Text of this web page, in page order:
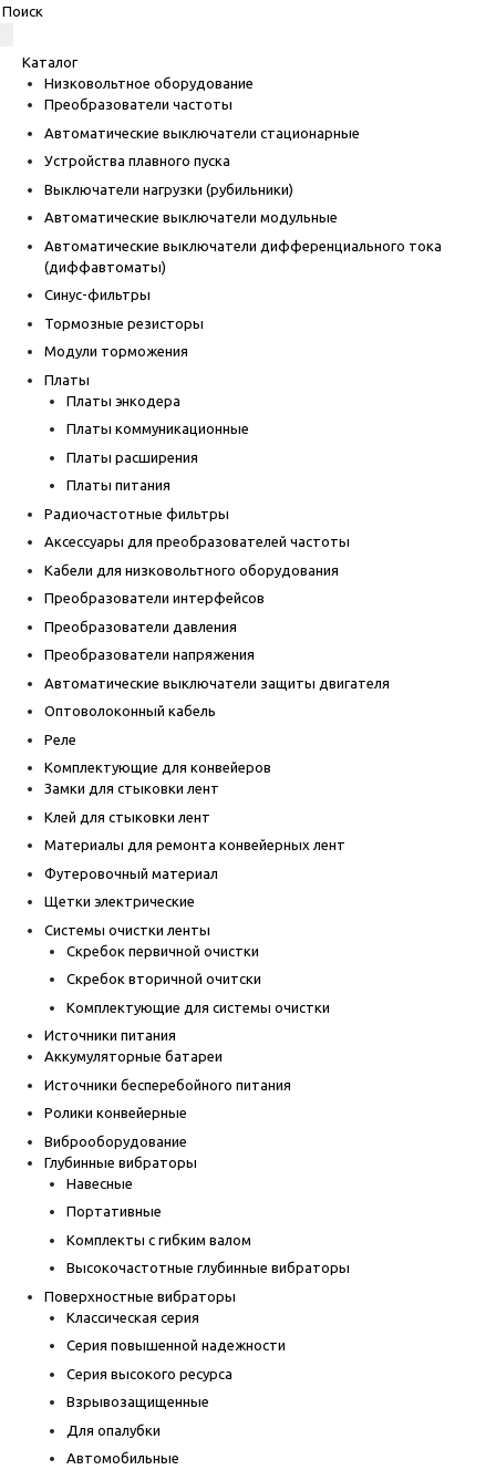
Каталог
Низковольтное оборудование
Преобразователи частоты
Автоматические выключатели стационарные
Устройства плавного пуска
Выключатели нагрузки (рубильники)
Автоматические выключатели модульные
Автоматические выключатели дифференциального тока
(диффавтоматы)
Синус-фильтры
Тормозные резисторы
Модули торможения
Платы
Платы энкодера
Платы коммуникационные
Платы расширения
Платы питания
Радиочастотные фильтры
Аксессуары для преобразователей частоты
Кабели для низковольтного оборудования
Преобразователи интерфейсов
Преобразователи давления
Преобразователи напряжения
Автоматические выключатели защиты двигателя
Оптоволоконный кабель
Реле
Комплектующие для конвейеров
Замки для стыковки лент
Клей для стыковки лент
Материалы для ремонта конвейерных лент
Футеровочный материал
Щетки электрические
Системы очистки ленты
Скребок первичной очистки
Скребок вторичной очитски
Комплектующие для системы очистки
Источники питания
Аккумуляторные батареи
Источники бесперебойного питания
Ролики конвейерные
Виброоборудование
Глубинные вибраторы
Навесные
Портативные
Комплекты с гибким валом
Высокочастотные глубинные вибраторы
Поверхностные вибраторы
Классическая серия
Серия повышенной надежности
Серия высокого ресурса
Взрывозащищенные
Для опалубки
Автомобильные